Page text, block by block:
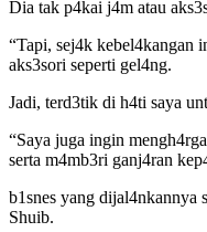
Dia tak p4kai j4m atau
“Tapi, sej4k kebel4kangan
aks3sori seperti gel4ng.
Jadi, terd3tik di h4ti saya
“Saya juga ingin
serta m4mb3ri ganj4ran
b1snes yang dijal4nkannya
Shuib.